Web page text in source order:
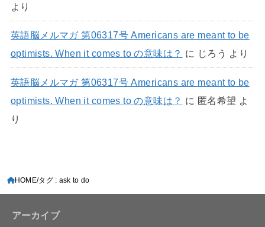
より
英語脳メルマガ 第06317号 Americans are meant to be
optimists. When it comes to の意味は？ に じろう より
英語脳メルマガ 第06317号 Americans are meant to be
optimists. When it comes to の意味は？ に 匿名希望 よ
り
HOME タグ : ask to do
アーカイブ